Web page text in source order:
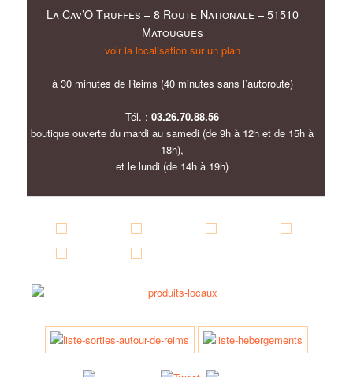
La Cav’O Truffes – 8 Route Nationale – 51510
Matougues
voir la localisation sur un plan
à 30 minutes de Reims (40 minutes sans l’autoroute)
Tél. :03.26.70.88.56
boutique ouverte du mardi au samedi (de 9h à 12h et de 15h à
18h),
et le lundi (de 14h à 19h)